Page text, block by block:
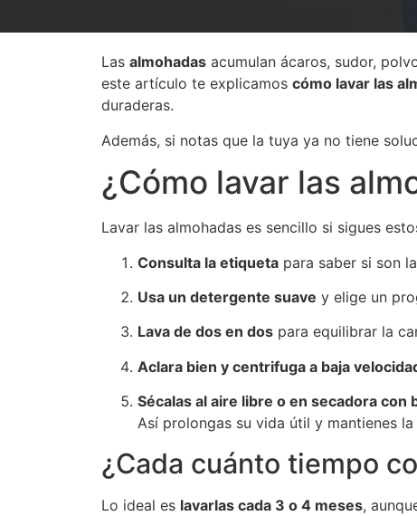
Las almohadas acumulan ácaros, sudor,
este artículo te explicamos cómo lavar las
duraderas.
Además, si notas que la tuya ya no tiene
¿Cómo lavar las
Lavar las almohadas es sencillo si sigues
Consulta la etiqueta para saber si son
Usa un detergente suave y elige un
Lava de dos en dos para equilibrar la
Aclara bien y centrifuga a baja
Sécalas al aire libre o en secadora con
Así prolongas su vida útil y mantienes
¿Cada cuánto tiempo
Lo ideal es lavarlas cada 3 o 4 meses,